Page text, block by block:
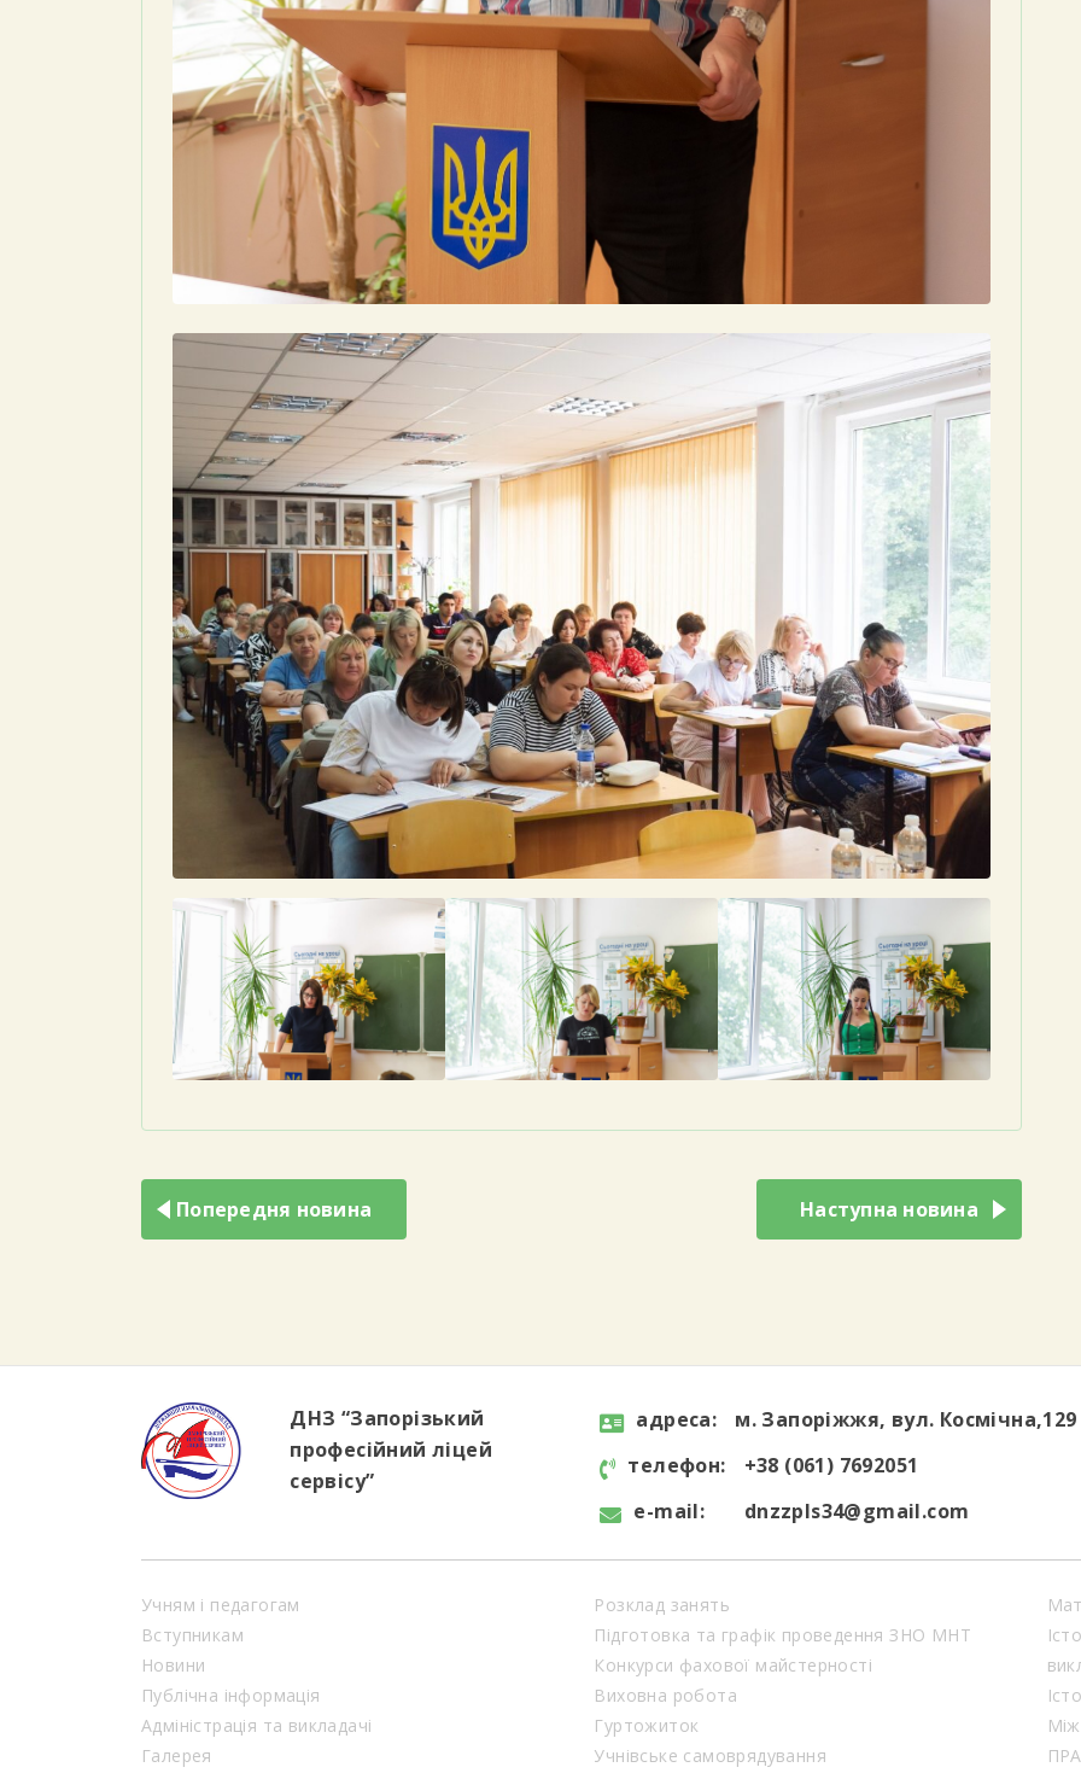
записів
Попередня новина Наступна новина
ДНЗ “Запорізький
професійний ліцей
сервісу”
aдресa:
м. Запоріжжя, вул. Космічна,129
телефон:
+38 (061) 7692051
e-mail:
dnzzpls34@gmail.com
Учням і педагогам
Вступникам
Новини
Публічна інформація
Адміністрація та викладачі
Галерея
Розклад занять
Підготовка та графік проведення ЗНО МНТ
Конкурси фахової майстерності
Виховна робота
Гуртожиток
Учнівське самоврядування